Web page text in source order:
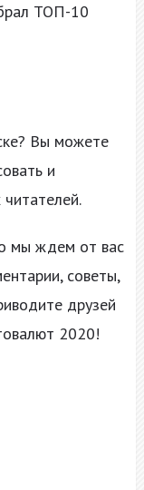
ТОП-10
Вы можете
и
мы ждем от вас
советы,
друзей
2020!